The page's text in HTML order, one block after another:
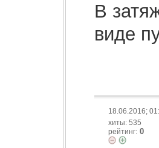
В
виде
18.06.2016;
хиты: 535
рейтинг: 0